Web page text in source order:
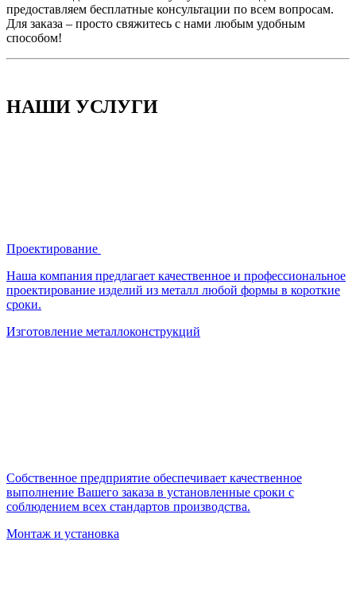
предоставляем бесплатные консультации по всем вопросам.
Для заказа – просто свяжитесь с нами любым удобным
способом!
НАШИ УСЛУГИ
Проектирование
Наша компания предлагает качественное и профессиональное
проектирование изделий из металл любой формы в короткие
сроки.
Изготовление металлоконструкций
Собственное предприятие обеспечивает качественное
выполнение Вашего заказа в установленные сроки с
соблюдением всех стандартов производства.
Монтаж и установка